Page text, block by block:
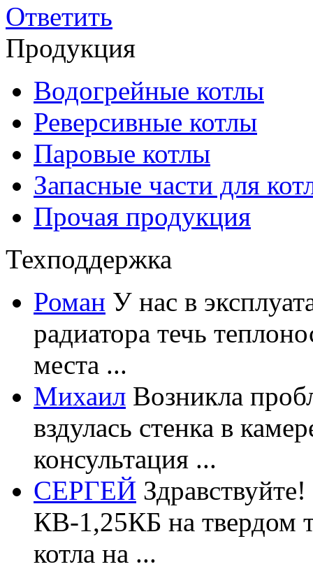
Ответить
Продукция
Водогрейные котлы
Реверсивные котлы
Паровые котлы
Запасные части для
Прочая продукция
Техподдержка
Роман У нас в
радиатора течь
места ...
Михаил Возникла
вздулась стенка в
консультация ...
СЕРГЕЙ
КВ-1,25КБ на твердом
котла на ...